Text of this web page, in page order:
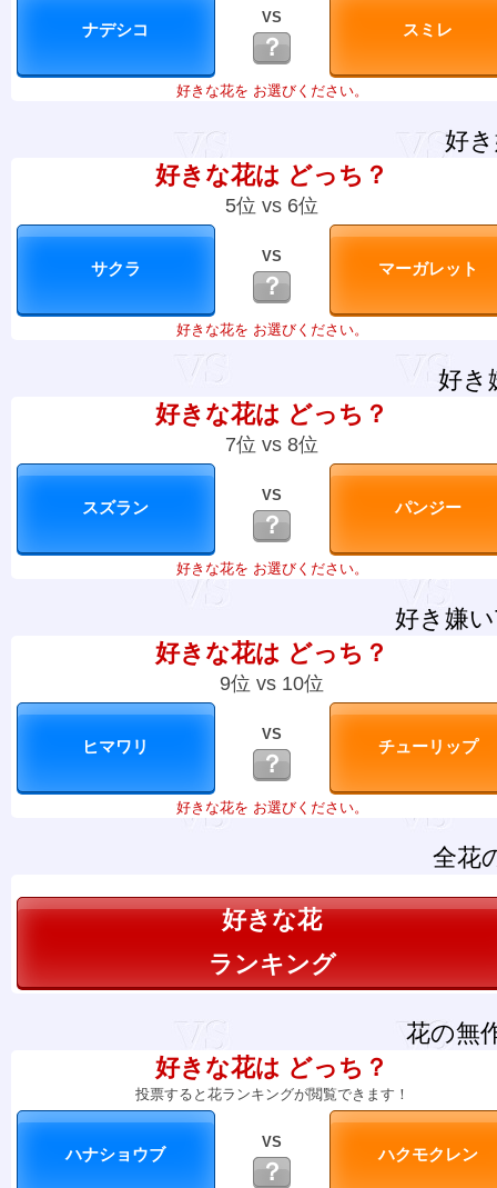
VS
？
好きな花を お選びください。
好
好きな花は どっち？
5位 vs 6位
VS
？
好きな花を お選びください。
好き
好きな花は どっち？
7位 vs 8位
VS
？
好きな花を お選びください。
好き嫌
好きな花は どっち？
9位 vs 10位
VS
？
好きな花を お選びください。
全花
好きな花
ランキング
花の無
好きな花は どっち？
投票すると花ランキングが閲覧できます！
VS
？